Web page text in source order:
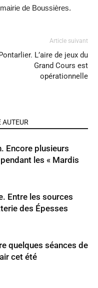
de Boussières.
Article suivant
L’aire de jeux du
Grand Cours est
opérationnelle
AUTEUR
Encore plusieurs
les « Mardis
Entre les sources
des Épesses
quelques séances de
cet été